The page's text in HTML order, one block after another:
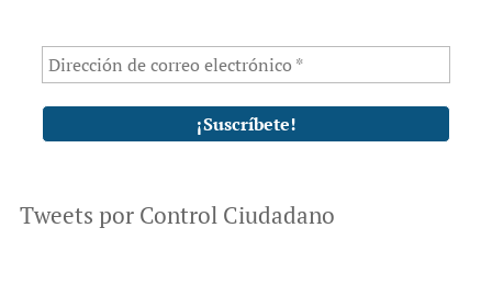
Tweets por Control Ciudadano